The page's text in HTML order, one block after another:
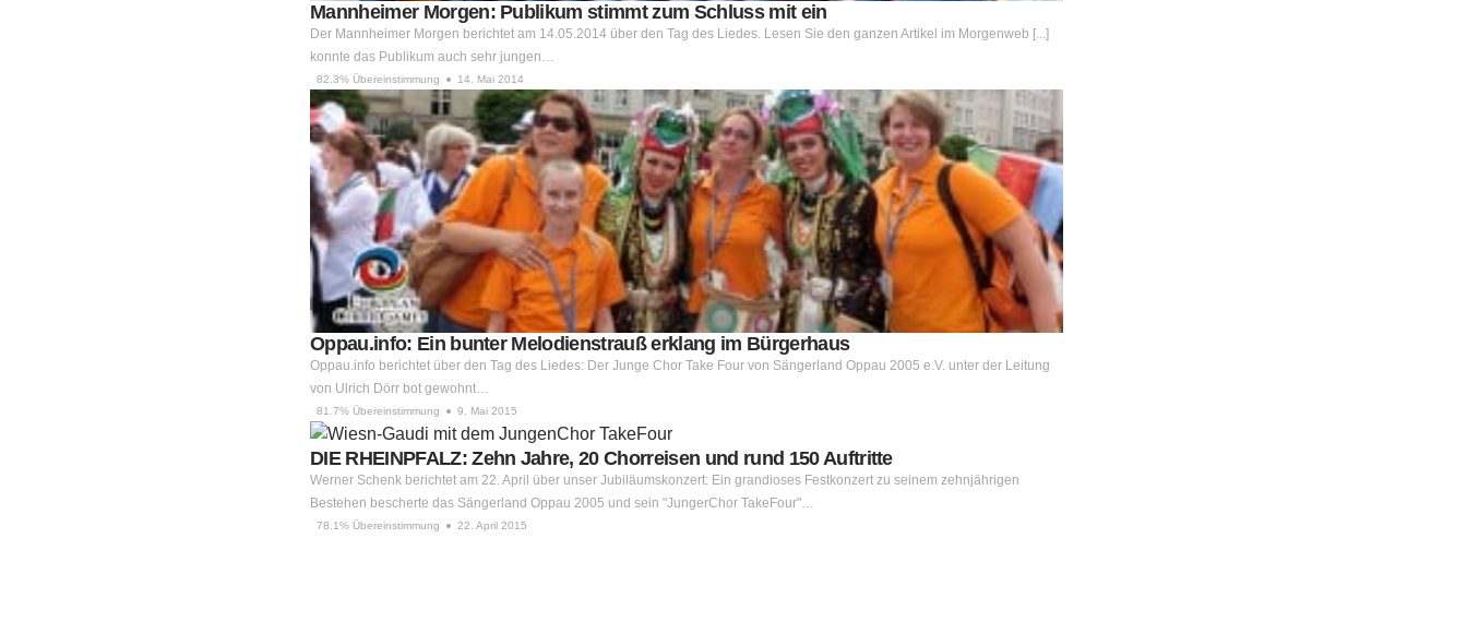
Mannheimer Morgen: Publikum stimmt zum Schluss mit ein
Der Mannheimer Morgen berichtet am 14.05.2014 über den Tag des Liedes. Lesen Sie den ganzen Artikel im Morgenweb [...]
konnte das Publikum auch sehr jungen…
82.3% Übereinstimmung 14. Mai 2014
Oppau.info: Ein bunter Melodienstrauß erklang im Bürgerhaus
Oppau.info berichtet über den Tag des Liedes: Der Junge Chor Take Four von Sängerland Oppau 2005 e.V. unter der Leitung
von Ulrich Dörr bot gewohnt…
81.7% Übereinstimmung 9. Mai 2015
DIE RHEINPFALZ: Zehn Jahre, 20 Chorreisen und rund 150 Auftritte
Werner Schenk berichtet am 22. April über unser Jubiläumskonzert: Ein grandioses Festkonzert zu seinem zehnjährigen
Bestehen bescherte das Sängerland Oppau 2005 und sein "JungerChor TakeFour"…
78.1% Übereinstimmung 22. April 2015